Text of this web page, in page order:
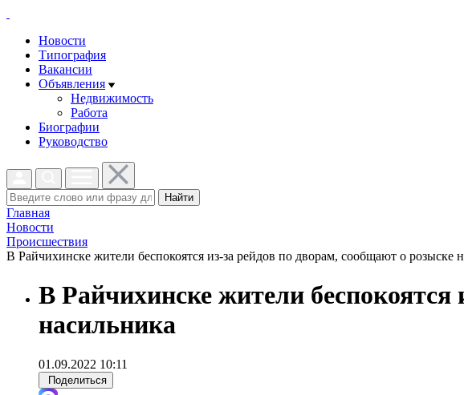
Новости
Типография
Вакансии
Объявления
Недвижимость
Работа
Биографии
Руководство
Найти
Главная
Новости
Проиcшествия
В Райчихинске жители беспокоятся из-за рейдов по дворам, сообщают о розыске
В Райчихинске жители
насильника
01.09.2022 10:11
Поделиться